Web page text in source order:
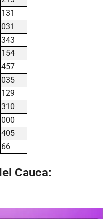
131
031
343
154
457
035
129
310
000
405
66
Cauca: